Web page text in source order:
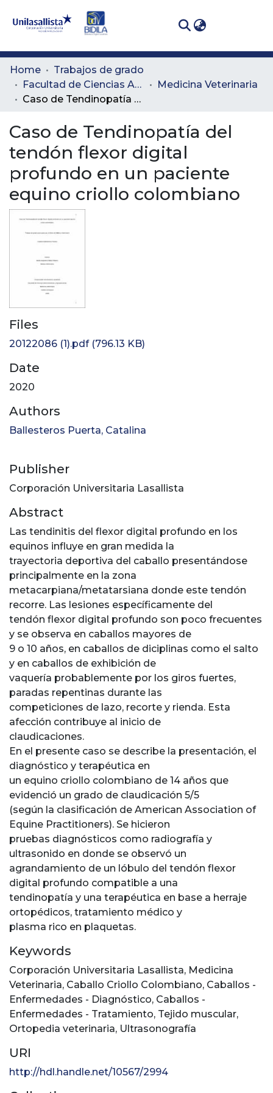
Communities
& Collections
Statistics
Home
Trabajos de grado
Facultad de Ciencias Administrativas y Agropecuarias
Medicina Veterinaria
Caso de Tendinopatía del tendón flexor digital profundo en un paciente equino criollo colombiano
Caso de Tendinopatía del
tendón flexor digital
profundo en un paciente
equino criollo colombiano
Files
20122086 (1).pdf(796.13 KB)
Date
2020
Authors
Ballesteros Puerta, Catalina
Publisher
Corporación Universitaria Lasallista
Abstract
Las tendinitis del flexor digital profundo en los
equinos influye en gran medida la
trayectoria deportiva del caballo presentándose
principalmente en la zona
metacarpiana/metatarsiana donde este tendón
recorre. Las lesiones específicamente del
tendón flexor digital profundo son poco frecuentes
y se observa en caballos mayores de
9 o 10 años, en caballos de diciplinas como el salto
y en caballos de exhibición de
vaquería probablemente por los giros fuertes,
paradas repentinas durante las
competiciones de lazo, recorte y rienda. Esta
afección contribuye al inicio de
claudicaciones.
En el presente caso se describe la presentación, el
diagnóstico y terapéutica en
un equino criollo colombiano de 14 años que
evidenció un grado de claudicación 5/5
(según la clasificación de American Association of
Equine Practitioners). Se hicieron
pruebas diagnósticos como radiografía y
ultrasonido en donde se observó un
agrandamiento de un lóbulo del tendón flexor
digital profundo compatible a una
tendinopatía y una terapéutica en base a herraje
ortopédicos, tratamiento médico y
plasma rico en plaquetas.
Keywords
Corporación Universitaria Lasallista, Medicina
Veterinaria, Caballo Criollo Colombiano, Caballos -
Enfermedades - Diagnóstico, Caballos -
Enfermedades - Tratamiento, Tejido muscular,
Ortopedia veterinaria, Ultrasonografía
URI
http://hdl.handle.net/10567/2994